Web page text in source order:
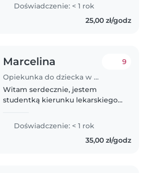
młodszym o rodzeństwem oraz
młodszymi kuzynami. Jestem
Doświadczenie: < 1 rok
25,00 zł/godz
Marcelina
Opiekunka do dziecka w Kielce
9
Witam serdecznie, jestem
studentką kierunku lekarskiego,
odpowiedzialna, cierpliwa,
kreatywna. Staram się wypełniać
Doświadczenie: < 1 rok
35,00 zł/godz